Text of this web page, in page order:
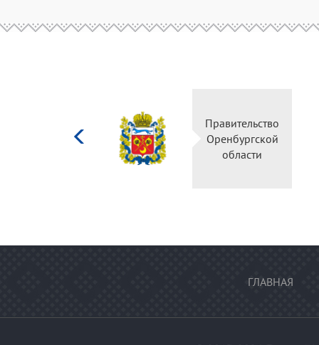
Правительство
Оренбургской
области
ГЛАВНАЯ